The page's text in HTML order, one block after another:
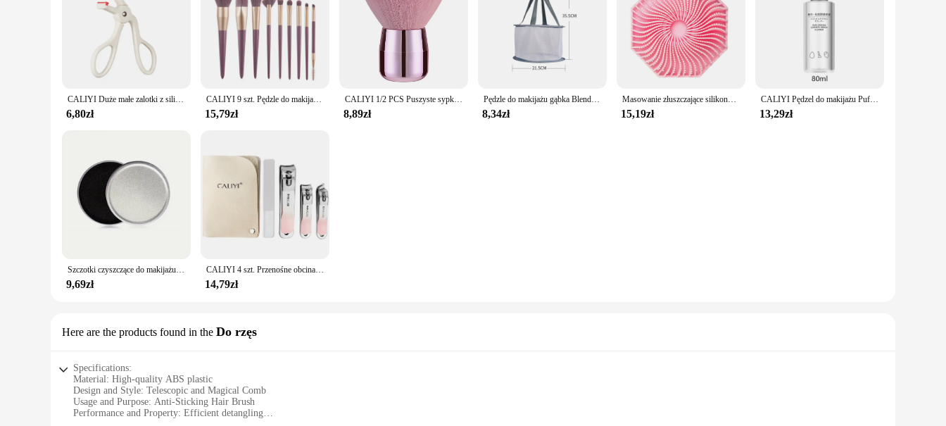
CALIYI Duże małe zalotki z silikonowymi paskami do przedłużania podkręcania rzęs i narzędzi do makijażu dla dużych oczu do makijażu
6,80zł
CALIYI 9 szt. Pędzle do makijażu miękkie puder do makijażu kontur cieni korektor do ust narzędzia do makijazu wysokiej jakości pędzel
15,79zł
CALIYI 1/2 PCS Puszyste sypkie pędzle do różu w proszku Przenośny MINI Luksusowy pędzel do makijażu Podróżne kosmetyczne narzędzia do makijażu dla kobiet i dziewcząt
8,89zł
Pędzle do makijażu gąbka Blender Puff Cleaner narzędzia do makijażu mycie czyszczenie miska na płyn zestaw siatek do suszenia na powietrzu do pudru i cieni do powiek
8,34zł
Masowanie złuszczające silikonowa obudowa CALIYI szczotka pod prysznic bardziej higieniczne kąpiele prysznic akcesorium dobrze się pieli
15,19zł
CALIYI Pędzel do makijażu Puff Cleaner 3 w 1 Silikonowa miska z płynem czyszczącym 80 ml do przechowywania Stojak Kosmetyczny środek do czyszczenia narzędzi do makijażu
13,29zł
Szczotki czyszczące do makijażu CALIYI gąbka do czyszczenia na sucho pędzle do makijażu szczotki czyszczące do usuwania różu cieni do powiek podczas podróży na zewnątrz
9,69zł
CALIYI 4 szt. Przenośne obcinacz do paznokci pilnik do paznokci paznokieć obcinacz do paznokci odporne na zachlapania nożyczki do paznokci Nail Art narzędzie do Manicure
14,79zł
Here are the products found in the Do rzęs
Specifications:
Material: High-quality ABS plastic
Design and Style: Telescopic and Magical Comb
Usage and Purpose: Anti-Sticking Hair Brush
Performance and Property: Efficient detangling